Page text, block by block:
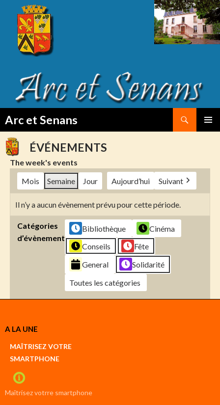
Arc et Senans
TO
CONTENTÉVÉNEMENTS
The week's events
Mois
Semaine Jour Aujourd’hui Suivant
Il n’y a aucun évènement prévu pour cette période.
Catégories
d’évènement
Bibliothèque
Cinéma
Conseils
Fête
General
Solidarité
Toutes les catégories
Créer
compte
compte
A LA UNE
MAÎTRISEZ VOTRE
SMARTPHONE
Maîtrisez votrre smartphone